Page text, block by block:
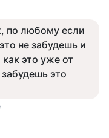
по любому если
не забудешь и
это уже от
это